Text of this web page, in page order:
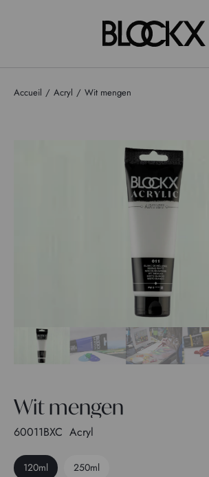
Accueil Acryl Wit mengen
Wit mengen
60011BXC Acryl
120ml 250ml